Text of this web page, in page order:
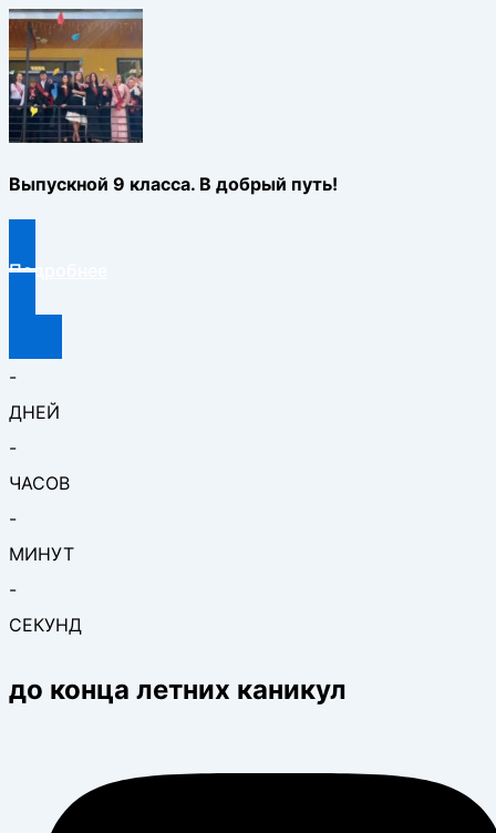
Выпускной 9 класса. В добрый путь!
Подробнее
-
ДНЕЙ
-
ЧАСОВ
-
МИНУТ
-
СЕКУНД
до конца летних каникул